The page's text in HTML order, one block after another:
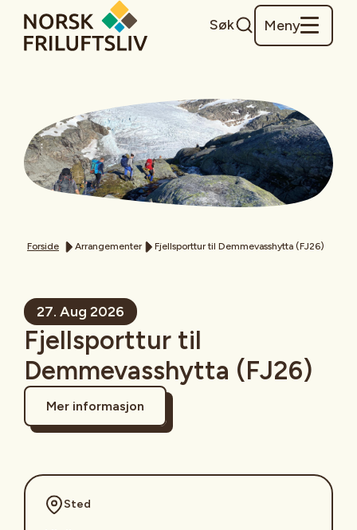
Søk Meny
Forside Arrangementer Fjellsporttur til Demmevasshytta (FJ26)
27. Aug 2026
Fjellsporttur til
Demmevasshytta (FJ26)
Mer informasjon
Sted